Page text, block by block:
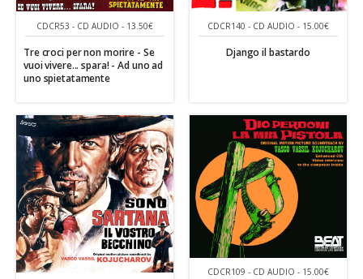
CDCR53 - CD AUDIO - 13.50€
Tre croci per non morire - Se
vuoi vivere... spara! - Ad uno ad
uno spietatamente
CDCR140 - CD AUDIO - 15.00€
Django il bastardo
CDCR109 - CD AUDIO - 15.00€